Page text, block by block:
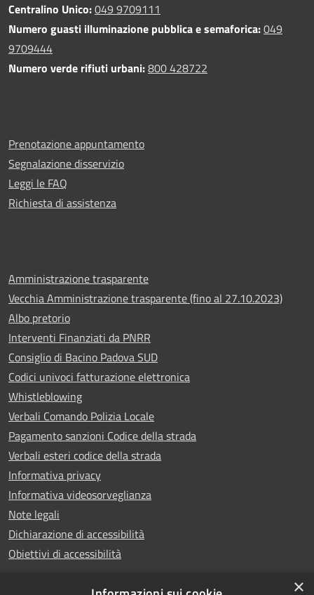
Centralino Unico:049 9709111
Numero guasti illuminazione pubblica e semaforica:049
9709444
Numero verde rifiuti urbani:800 428722
Prenotazione appuntamento
Segnalazione disservizio
Leggi le FAQ
Richiesta di assistenza
Amministrazione trasparente
Vecchia Amministrazione trasparente (fino al 27.10.2023)
Albo pretorio
Interventi Finanziati da PNRR
Consiglio di Bacino Padova SUD
Codici univoci fatturazione elettronica
Whistleblowing
Verbali Comando Polizia Locale
Pagamento sanzioni Codice della strada
Verbali esteri codice della strada
Informativa privacy
Informativa videosorveglianza
Note legali
Dichiarazione di accessibilità
Obiettivi di accessibilità
×